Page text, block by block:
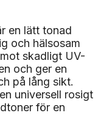
en lätt tonad
och hälsosam
skadligt UV-
och ger en
på lång sikt.
universell rosigt
för en